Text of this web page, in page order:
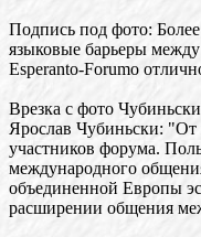
Подпись под фото: Более
языковые барьеры
Esperanto-Forumo
Врезка с фото
Ярослав Чубиньски: "От
участников форума.
международного
объединенной Европы
расширении общения